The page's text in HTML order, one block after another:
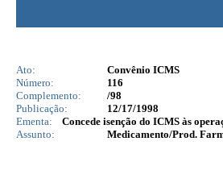
Ato:
Convênio ICMS
Número:
116
Complemento:
/98
Publicação:
12/17/1998
Ementa:
Concede isenção do ICMS às
Assunto:
Medicamento/Prod.